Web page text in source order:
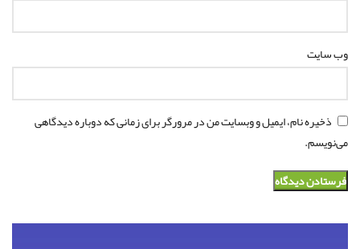
وب‌ سایت
ذخیره نام، ایمیل و وبسایت من در مرورگر برای زمانی که دوباره دیدگاهی
می‌نویسم.